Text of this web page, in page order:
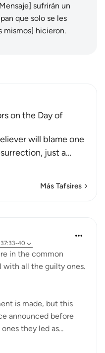
on the Day of
will blame one
just a…
Más Tafsires
40
in the common
with all the guilty ones.
is made, but this
announced before
they led as...
sufrirán un
que solo se les
mismos] hicieron.